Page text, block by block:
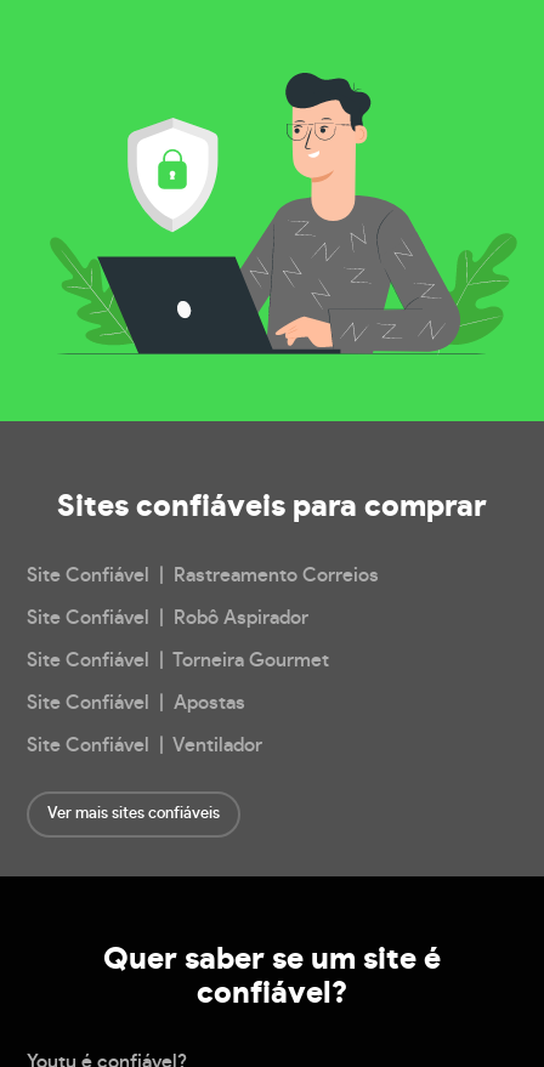
Sites confiáveis para comprar
Site Confiável | Rastreamento Correios
Site Confiável | Robô Aspirador
Site Confiável | Torneira Gourmet
Site Confiável | Apostas
Site Confiável | Ventilador
Ver mais sites confiáveis
Quer saber se um site é
confiável?
Youtu é confiável?